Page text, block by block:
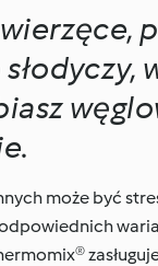
może być